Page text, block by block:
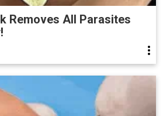
Removes All Parasites